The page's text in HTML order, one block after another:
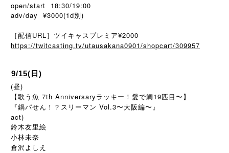
open/start 18:30/19:00
adv/day ¥3000(1d別)
［配信URL］ツイキャスプレミア¥2000
https://twitcasting.tv/utausakana0901/shopcart/309957
9/15(日)
(昼)
【歌う魚 7th Anniversaryラッキー！愛で鯛19匹目〜】
『鍋パせん！？スリーマン Vol.3〜大阪編〜』
act)
鈴木友里絵
小林未奈
倉沢よしえ